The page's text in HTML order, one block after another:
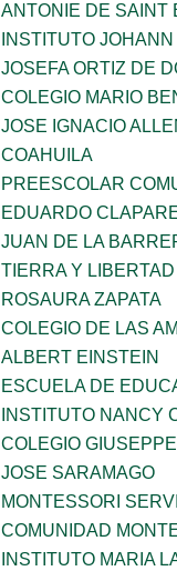
ANTONIE DE SAINT
INSTITUTO
JOSEFA ORTIZ DE
COLEGIO MARIO
JOSE IGNACIO
COAHUILA
PREESCOLAR
EDUARDO
JUAN DE LA
TIERRA Y LIBERTAD
ROSAURA ZAPATA
COLEGIO DE LAS
ALBERT EINSTEIN
ESCUELA DE
INSTITUTO NANCY
COLEGIO
JOSE SARAMAGO
MONTESSORI
COMUNIDAD
INSTITUTO MARIA